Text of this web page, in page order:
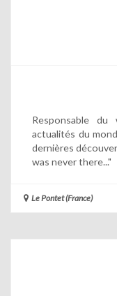
Responsable du
actualités du
dernières
was never there..."
Le Pontet (France)